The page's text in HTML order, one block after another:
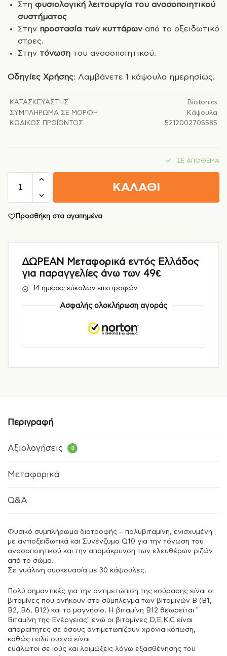
Στη φυσιολογική λειτουργία του ανοσοποιητικού
συστήματος
Στην προστασία των κυττάρωναπό το οξειδωτικό
στρες.
Στην τόνωση του ανοσοποιητικού.
Οδηγίες Χρήσης: Λαμβάνετε 1 κάψουλα ημερησίως.
ΚΑΤΑΣΚΕΥΑΣΤΉΣ
Biotonics
ΣΥΜΠΛΉΡΩΜΑ ΣΕ ΜΟΡΦΉ
Κάψουλα
ΚΩΔΙΚΌΣ ΠΡΟΪΌΝΤΟΣ
5212002705585
ΣΕ ΑΠΌΘΕΜΑ
ΚΑΛΑΘΙ
Προσθήκη στα αγαπημένα
ΔΩΡΕΑΝ Μεταφορικά εντός Ελλάδος
για παραγγελίες άνω των 49€
14 ημέρες εύκολων επιστροφών
Ασφαλής ολοκλήρωση αγοράς
Περιγραφή
Αξιολογήσεις 0
Μεταφορικά
Q&A
Φυσικό συμπλήρωμα διατροφής – πολυβιταμίνη, ενισχυμένη
με αντιοξειδωτικά και Συνένζυμο Q10 για την τόνωση του
ανοσοποιητικού και την απομάκρυνση των ελευθέρων ριζών
από το σώμα.
Σε γυάλινη συσκευασία με 30 κάψουλες.
Πολύ σημαντικές για την αντιμετώπιση της κούρασης είναι οι
βιταμίνες που ανήκουν στο σύμπλεγμα των βιταμινών Β (B1,
B2, B6, B12) και το μαγνήσιο. Η βιταμίνη Β12 θεωρείται ”
Βιταμίνη της Ενέργειας” ενώ οι βιταμίνες D,E,K,C είναι
απαραίτητες σε όσους αντιμετωπίζουν χρόνια κόπωση,
καθώς πολύ συχνά είναι
ευάλωτοι σε ιούς και λοιμώξεις λόγω εξασθένησης του